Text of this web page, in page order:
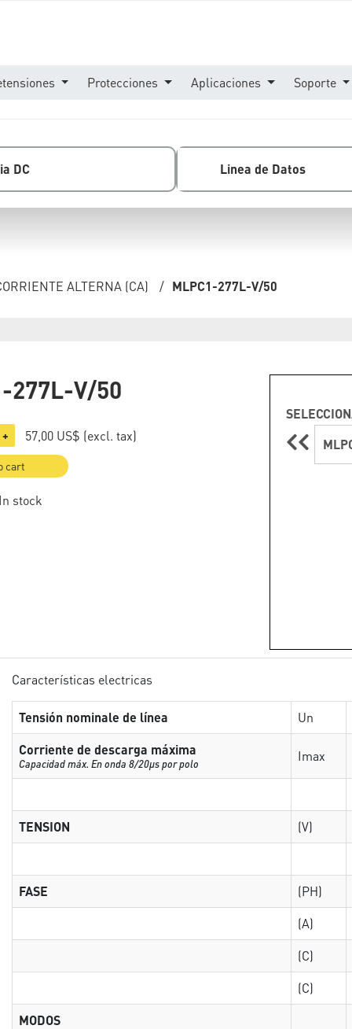
Protecciones Aplicaciones Soporte
DC Linea de Datos
ALTERNA (CA) / MLPC1-277L-V/50
277L-V/50
+ 57,00 US$ (excl. tax)
cart
stock
Características electricas
Tensión nominale de línea
Un
Corriente de descarga máxima
Capacidad máx. En onda 8/20µs por polo Imax
TENSION (V)
FASE
(PH)
(A)
(C)
(C)
MODOS